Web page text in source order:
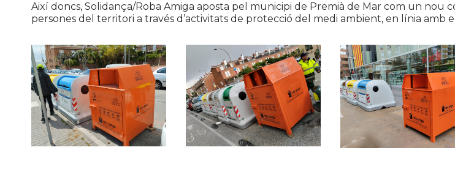
Així doncs, Solidança/Roba Amiga aposta pel municipi de Premià de Mar com un nou
persones del territori a través d’activitats de protecció del medi ambient, en línia amb